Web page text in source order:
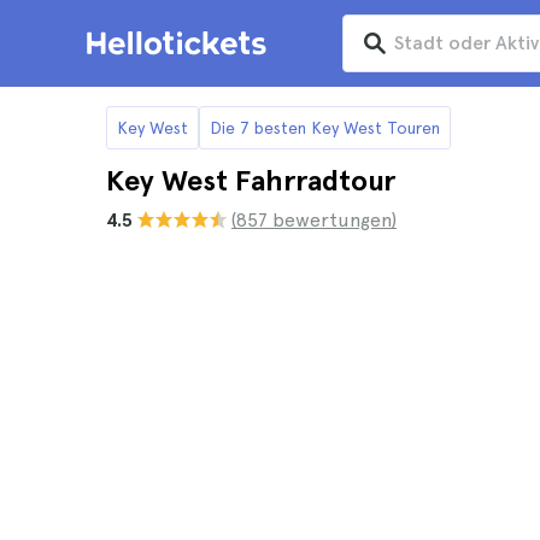
Key West Die 7 besten Key West Touren
Key West Fahrradtour
4.5 (857 bewertungen)